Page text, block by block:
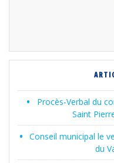
Procès-Verbal du
Saint
Conseil municipal le
du